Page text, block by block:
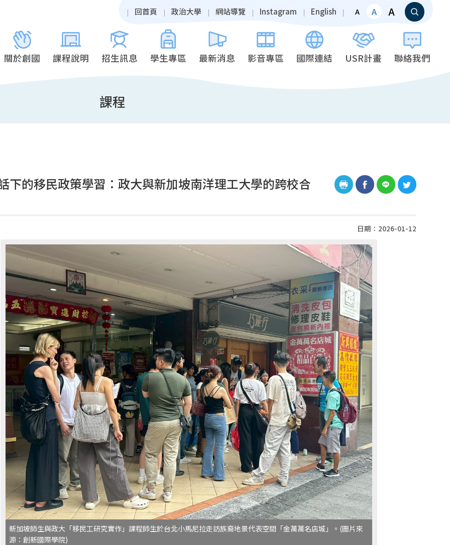
回首頁 政治大學 網站導覽 Instagram English A A A
關於創國 課程說明 招生訊息 學生專區 最新消息 影音專區 國際連結 USR計畫 聯絡我們
課程
下的移民政策學習：政大與新加坡南洋理工大學的跨校合
日期：2026-01-12
新加坡師生與政大「移民工研究實作」課程師生於台北小馬尼拉走訪族裔地景代表空間「金萬萬名店城」。(圖片來
源：創新國際學院)